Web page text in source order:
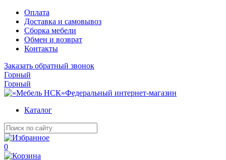
Оплата
Доставка и самовывоз
Сборка мебели
Обмен и возврат
Контакты
Заказать обратный звонок
Горный
Горный
Федеральный интернет-магазин
Каталог
0